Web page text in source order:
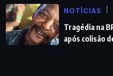
NOTÍCIAS
Tragédia na
após colisão